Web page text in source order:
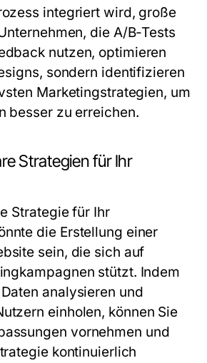
integriert wird, große
die A/B-Tests
nutzen, optimieren
sondern identifizieren
Marketingstrategien, um
besser zu erreichen.
Strategien für Ihr
Strategie für Ihr
die Erstellung einer
sein, die sich auf
stützt. Indem
analysieren und
einholen, können Sie
vornehmen und
kontinuierlich